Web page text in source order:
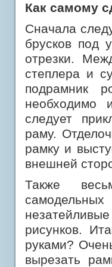
Как самому
Сначала
брусков под
отрезки.
степлера и
подрамник
необходимо
следует
раму.
рамку и
внешней
Также
рисунков.
руками?
вырезать